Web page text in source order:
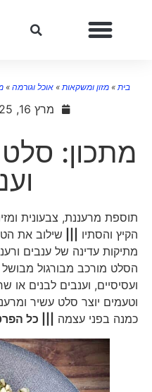
»מזון ומשקאות»אוכל וגורמה»
מרץ 16, 2025
מתכון: סלט
תוספת מרעננת, צבעונית
הקיץ והסתיו|||
שילוב את
מתיקות עדינה של ענבים
הסלט מורכב מבורגול מבושל
ועסיסיים, וענבים לבנים או
וטעמים יוצר סלט עשיר
כמנה בפני עצמה||| כל